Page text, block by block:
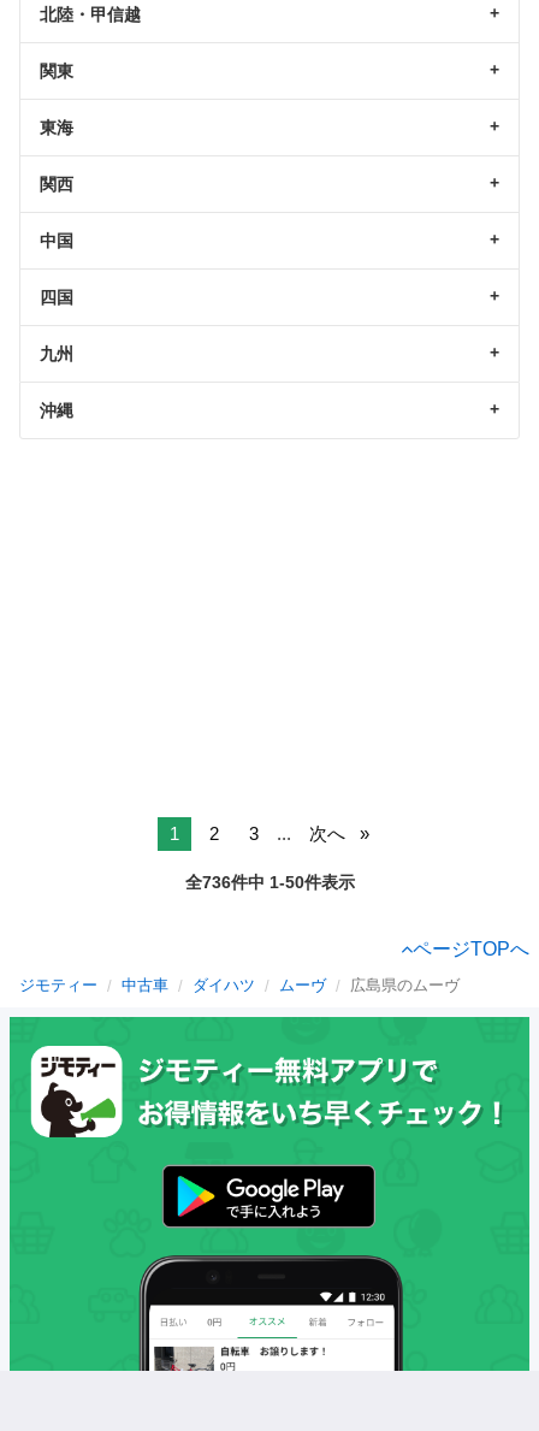
北陸・甲信越
関東
東海
関西
中国
四国
九州
沖縄
1 2 3 ... 次へ
全736件中 1-50件表示
ページTOPへ
ジモティー 中古車 ダイハツ ムーヴ 広島県のムーヴ